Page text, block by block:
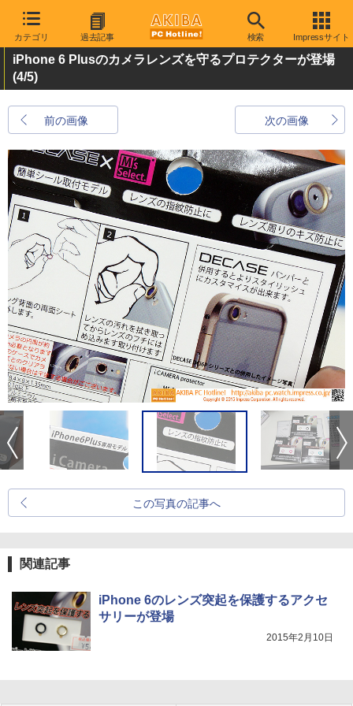
カテゴリ 過去記事 検索 Impressサイト
iPhone 6 Plusのカメラレンズを守るプロテクターが登場
(4/5)
前の画像 次の画像
この写真の記事へ
関連記事
iPhone 6のレンズ突起を保護するアクセ
サリーが登場
2015年2月10日